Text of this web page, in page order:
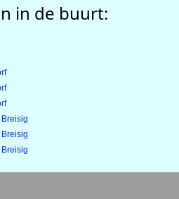
in de buurt: